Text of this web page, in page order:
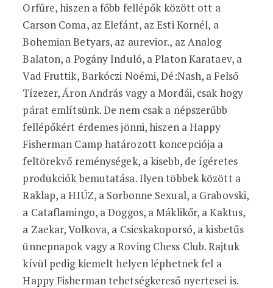
Orfűre, hiszen a főbb fellépők között ott a
Carson Coma, az Elefánt, az Esti Kornél, a
Bohemian Betyars, az aurevior., az Analog
Balaton, a Pogány Induló, a Platon Karataev, a
Vad Fruttik, Barkóczi Noémi, Dé:Nash, a Felső
Tízezer, Áron András vagy a Mordái, csak hogy
párat említsünk. De nem csak a népszerűbb
fellépőkért érdemes jönni, hiszen a Happy
Fisherman Camp határozott koncepciója a
feltörekvő reménységek, a kisebb, de ígéretes
produkciók bemutatása. Ilyen többek között a
Raklap, a HIÚZ, a Sorbonne Sexual, a Grabovski,
a Cataflamingo, a Doggos, a Máklikőr, a Kaktus,
a Zaekar, Volkova, a Csicskakoporsó, a kisbetűs
ünnepnapok vagy a Roving Chess Club. Rajtuk
kívül pedig kiemelt helyen léphetnek fel a
Happy Fisherman tehetségkereső nyertesei is.